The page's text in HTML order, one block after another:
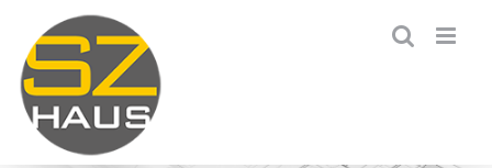
Inhalt
springen